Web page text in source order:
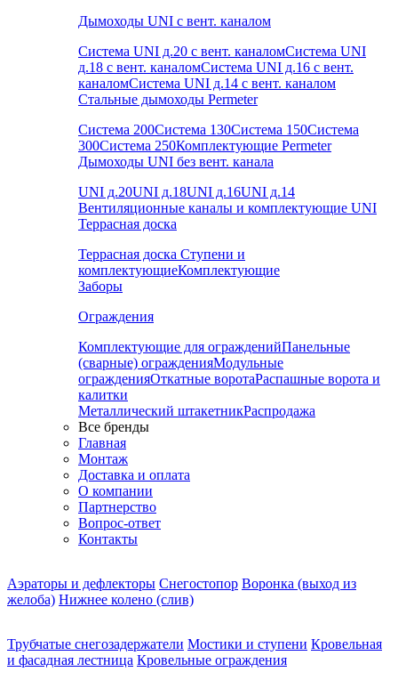
Дымоходы UNI с вент. каналом
Система UNI д.20 с вент. каналомСистема UNI
д.18 с вент. каналомСистема UNI д.16 с вент.
каналомСистема UNI д.14 с вент. каналом
Стальные дымоходы Permeter
Система 200Система 130Система 150Система
300Система 250Комплектующие Permeter
Дымоходы UNI без вент. канала
UNI д.20UNI д.18UNI д.16UNI д.14
Вентиляционные каналы и комплектующие UNI
Террасная доска
Террасная доска Ступени и
комплектующиеКомплектующие
Заборы
Ограждения
Комплектующие для огражденийПанельные
(сварные) огражденияМодульные
огражденияОткатные воротаРаспашные ворота и
калитки
Металлический штакетникРаспродажа
Все бренды
Главная
Монтаж
Доставка и оплата
О компании
Партнерство
Вопрос-ответ
Контакты
Аэраторы и дефлекторы Снегостопор Воронка (выход из
желоба) Нижнее колено (слив)
Трубчатые снегозадержатели Мостики и ступени Кровельная
и фасадная лестница Кровельные ограждения